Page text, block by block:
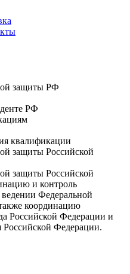
защиты РФ
РФ
квалификации
защиты Российской
защиты Российской
и контроль
ведении Федеральной
координацию
Российской Федерации и
Российской Федерации.